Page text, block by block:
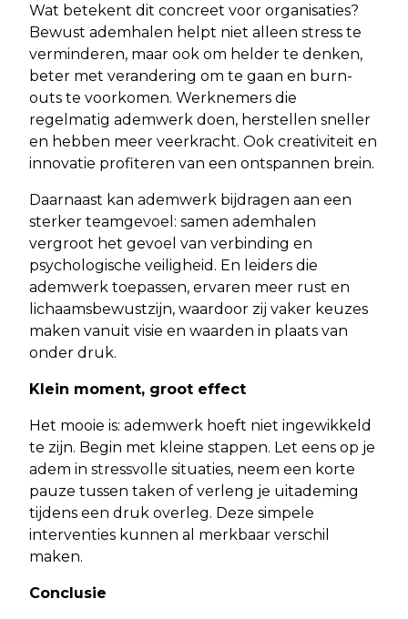
Wat betekent dit concreet voor organisaties?
Bewust ademhalen helpt niet alleen stress te
verminderen, maar ook om helder te denken,
beter met verandering om te gaan en burn-
outs te voorkomen. Werknemers die
regelmatig ademwerk doen, herstellen sneller
en hebben meer veerkracht. Ook creativiteit en
innovatie profiteren van een ontspannen brein.
Daarnaast kan ademwerk bijdragen aan een
sterker teamgevoel: samen ademhalen
vergroot het gevoel van verbinding en
psychologische veiligheid. En leiders die
ademwerk toepassen, ervaren meer rust en
lichaamsbewustzijn, waardoor zij vaker keuzes
maken vanuit visie en waarden in plaats van
onder druk.
Klein moment, groot effect
Het mooie is: ademwerk hoeft niet ingewikkeld
te zijn. Begin met kleine stappen. Let eens op je
adem in stressvolle situaties, neem een korte
pauze tussen taken of verleng je uitademing
tijdens een druk overleg. Deze simpele
interventies kunnen al merkbaar verschil
maken.
Conclusie